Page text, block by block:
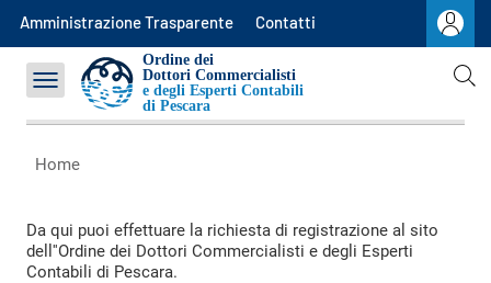
Amministrazione Trasparente Contatti
Ordine dei
Dottori Commercialisti
e degli Esperti Contabili
di Pescara
Commissioni
OCC
Contatti
Home
Da qui puoi effettuare la richiesta di registrazione al sito
dell''Ordine dei Dottori Commercialisti e degli Esperti
Contabili di Pescara.